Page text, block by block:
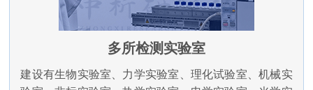
多所检测实验室
建设有生物实验室、力学实验室、理化试验室、机械实